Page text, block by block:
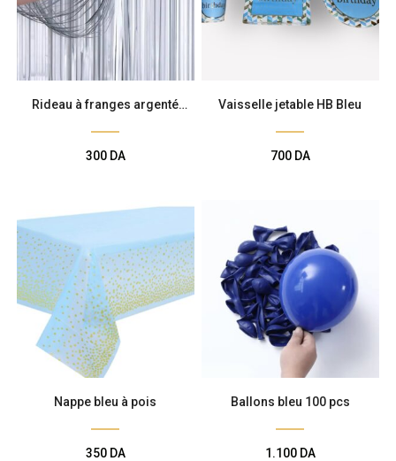
Rideau à franges argenté
300 DA
Vaisselle jetable HB Bleu
700 DA
Nappe bleu à pois
350 DA
Ballons bleu 100 pcs
1.100 DA